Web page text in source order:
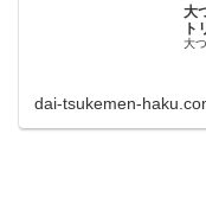
大
ト
大
dai-tsukemen-